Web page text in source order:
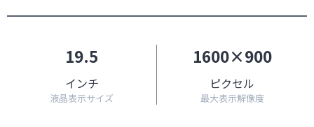
19.5
インチ
液晶表示サイズ
1600×900
ピクセル
最大表示解像度